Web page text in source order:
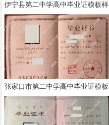
伊宁县第二中学高中毕业证模板样
本
张家口市第二中学高中毕业证模板
样本